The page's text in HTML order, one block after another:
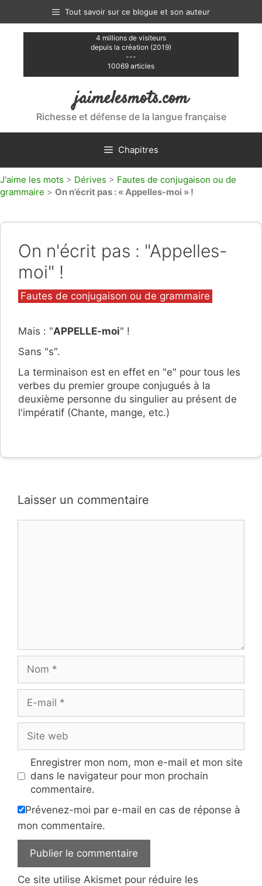
contenu
Tout savoir sur ce blogue et son auteur
4 millions de visiteurs
depuis la création (2019)
---
10069 articles
jaimelesmots.com
Richesse et défense de la langue française
Chapitres
J'aime les mots > Dérives > Fautes de conjugaison ou de
grammaire > On n’écrit pas : « Appelles-moi » !
On n'écrit pas : "Appelles-
moi" !
Catégories
Fautes de conjugaison ou de grammaire
Mais : "APPELLE-moi" !
Sans "s".
La terminaison est en effet en "e" pour tous les
verbes du premier groupe conjugués à la
deuxième personne du singulier au présent de
l'impératif (Chante, mange, etc.)
Laisser un commentaire
mail
web
Enregistrer mon nom, mon e-mail et mon site
dans le navigateur pour mon prochain
commentaire.
Prévenez-moi par e-mail en cas de réponse à
mon commentaire.
Ce site utilise Akismet pour réduire les